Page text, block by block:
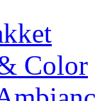
Color